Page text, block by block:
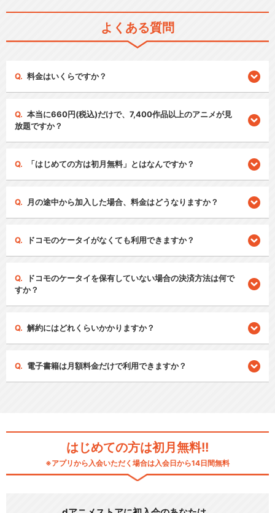
よくある質問
料金はいくらですか？
本当に660円(税込)だけで、7,400作品以上のアニメが見
放題ですか？
「はじめての方は初月無料」とはなんですか？
月の途中から加入した場合、料金はどうなりますか？
ドコモのケータイがなくても利用できますか？
ドコモのケータイを保有していない場合の決済方法は何で
すか？
解約にはどれくらいかかりますか？
電子書籍は月額料金だけで利用できますか？
はじめての方は初月無料!!
※アプリから入会いただく場合は入会日から14日間無料